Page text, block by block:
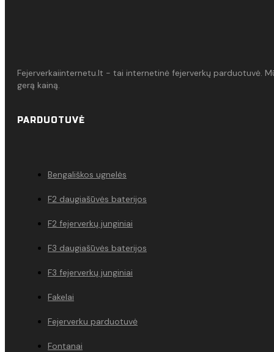
Fejerverkaiinternetu.lt - tai internetinė fejerverkų parduotuvė.
gerą kainą.
PARDUOTUVĖ
Bengališkos ugnelės
F2 daugiašūvės baterijos
F2 fejerverkų junginiai
F3 daugiašūvės baterijos
F3 fejerverkų junginiai
Fakelai
Fejerverku parduotuvė
Fontanai